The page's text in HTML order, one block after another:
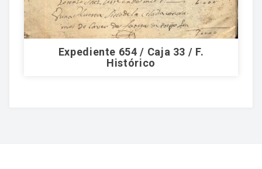
Expediente 654 / Caja 33 / F.
Histórico